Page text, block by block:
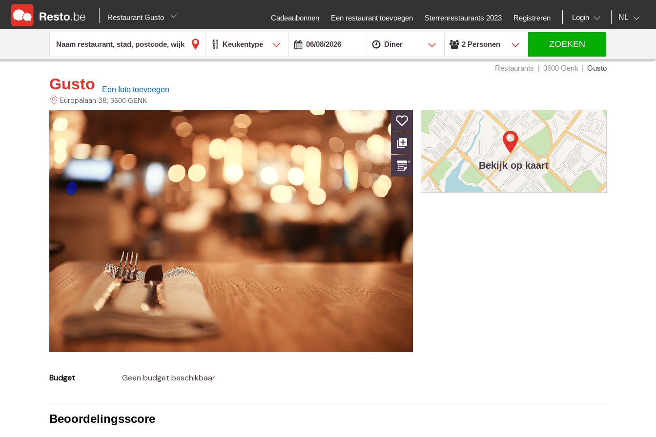
Restaurant Gusto Cadeaubonnen Een restaurant toevoegen Sterrenrestaurants 2023 Registreren Login NL
Keukentype Diner 2 Personen ZOEKEN
Restaurants 3600 Genk Gusto
Gusto Een foto toevoegen
Europalaan 38 3600 GENK
Budget Geen budget beschikbaar
Bekijk op kaart
Beoordelingsscore